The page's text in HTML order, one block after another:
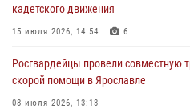
празднования Дня ВДВ в Ярославле
03 августа 2026, 06:20
За период с 20 июля по 26 июля 2026
Росгвардейцы изъяли 41 единицу
нарушением законодательства
кадетского движения
15 июля 2026, 14:54 6
Росгвардейцы провели совместную
скорой помощи в Ярославле
08 июля 2026, 13:13